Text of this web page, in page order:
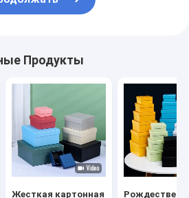
Продукты
Жесткая картонная